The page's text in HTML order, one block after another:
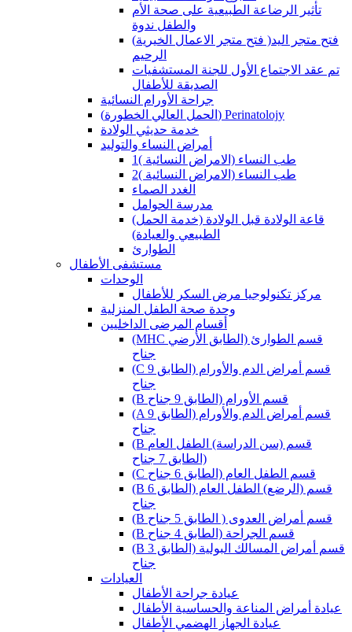
تأثير الرضاعة الطبيعية على صحة الأم
والطفل ندوة
(فتح متجر الاعمال الخيرية )فتح متجر اليد
الرحيم
تم عقد الاجتماع الأول للجنة المستشفيات
الصديقة للأطفال
جراحة الأورام النسائية
(الحمل العالي الخطورة) Perinatolojy
خدمة حديثي الولادة
أمراض النساء والتوليد
طب النساء (الامراض النسائية )1
طب النساء (الامراض النسائية )2
الغدد الصماء
مدرسة الحوامل
(قاعة الولادة قبل الولادة (خدمة الحمل
الطبيعي والعيادة)
الطوارئ
مستشفى الأطفال
الوحدات
مركز تكنولوجيا مرض السكر للأطفال
وحدة صحة الطفل المنزلية
أقسام المرضى الداخليين
(MHC قسم الطوارئ (الطابق الأرضي
جناح
(C قسم أمراض الدم والأورام (الطابق 9
جناح
(B قسم الأورام (الطابق 9 جناح
(A قسم أمراض الدم والأورام (الطابق 9
جناح
(B قسم (سن الدراسة) الطفل العام
(الطابق 7 جناح
(C قسم الطفل العام (الطابق 6 جناح
(B قسم (الرضع) الطفل العام (الطابق 6
جناح
(B قسم أمراض العدوى ( الطابق 5 جناح
(B قسم الجراحة (الطابق 4 جناح
(B قسم أمراض المسالك البولية (الطابق 3
جناح
العيادات
عيادة جراحة الأطفال
عيادة أمراض المناعة والحساسية الأطفال
عيادة الجهاز الهضمي الأطفال